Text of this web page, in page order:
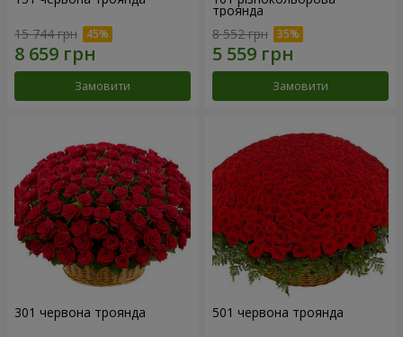
15 744 грн
Замовити
троянда
8 552 грн
Замовити
301 червона троянда 501 червона троянда